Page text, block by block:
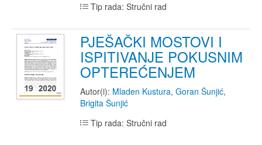
Tip rada: Stručni rad
PJEŠAČKI MOSTOVI I
ISPITIVANJE POKUSNIM
OPTEREĆENJEM
Autor(i): Mladen Kustura, Goran Šunjić,
Brigita Šunjić
Tip rada: Stručni rad